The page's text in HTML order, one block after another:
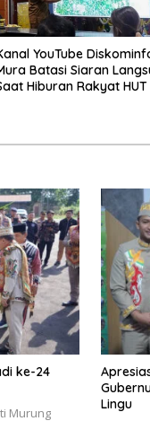
YouTube
Batasi Siaran
Hiburan Rakyat
ke-24
Murung
Lingu